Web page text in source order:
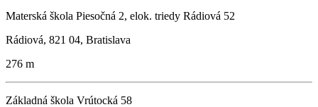
Materská škola Piesočná 2, elok. triedy Rádiová 52
Rádiová, 821 04, Bratislava
276 m
Základná škola Vrútocká 58